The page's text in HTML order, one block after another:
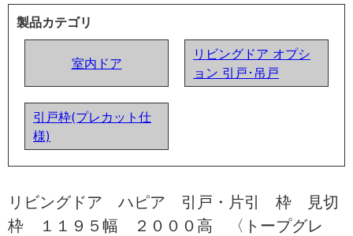
製品カテゴリ
室内ドア
リビングドア オプシ
ョン 引戸･吊戸
引戸枠(プレカット仕
様)
リビングドア ハピア 引戸・片引 枠 見切
枠 １１９５幅 ２０００高 〈トープグレ